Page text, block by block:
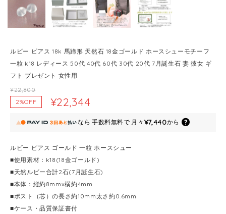
ルビー ピアス 18k 馬蹄形 天然石 18金ゴールド ホースシューモチーフ
一粒 k18 レディース 50代 40代 60代 30代 20代 7月誕生石 妻 彼女 ギ
フト プレゼント 女性用
¥22,800
2%OFF
¥22,344
なら 手数料無料で 月々 ¥7,440から
ルビー ピアス ゴールド 一粒 ホースシュー
■使用素材：k18(18金ゴールド)
■天然ルビー合計2石(7月誕生石)
■本体：縦約8mmx横約4mm
■ポスト（芯）の長さ約10mm太さ約0.6mm
■ケース・品質保証書付